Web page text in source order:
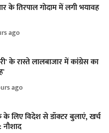
के तिरपाल गोदाम में लगी भयावह
ago
के रास्ते लालबाजार में कांग्रेस का
ago
लिए विदेश से डॉक्टर बुलाएं, खर्च